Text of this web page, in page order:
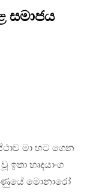
මා හට ගෙන
හෘදයාංග
මොනාරෝ